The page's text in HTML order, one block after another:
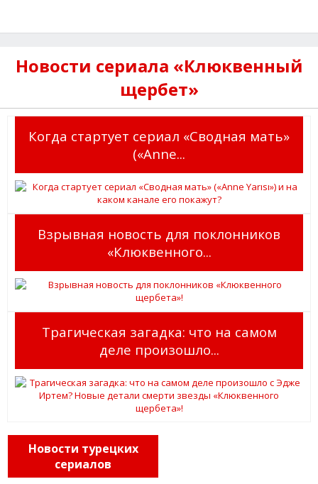
Новости сериала «Клюквенный
щербет»
Когда стартует сериал «Сводная мать»
(«Anne...
Взрывная новость для поклонников
«Клюквенного...
Трагическая загадка: что на самом
деле произошло...
Новости турецких
сериалов